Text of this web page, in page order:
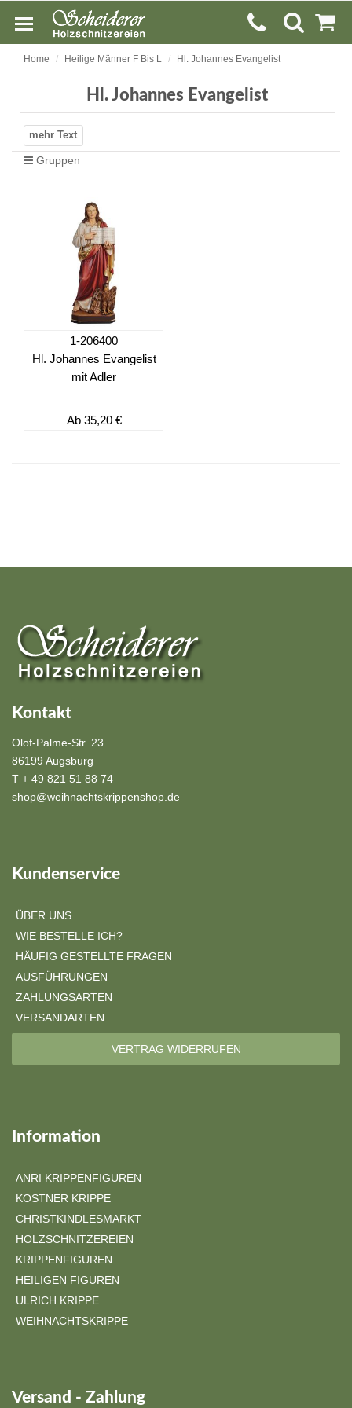
Home Heilige Männer F Bis L Hl. Johannes Evangelist
Hl. Johannes Evangelist
Gruppen
1-206400
Hl. Johannes Evangelist
mit Adler
Ab35,20 €
Kontakt
Olof-Palme-Str. 23
86199 Augsburg
T + 49 821 51 88 74
shop@weihnachtskrippenshop.de
Kundenservice
ÜBER UNS
WIE BESTELLE ICH?
HÄUFIG GESTELLTE FRAGEN
AUSFÜHRUNGEN
ZAHLUNGSARTEN
VERSANDARTEN
VERTRAG WIDERRUFEN
Information
ANRI KRIPPENFIGUREN
KOSTNER KRIPPE
CHRISTKINDLESMARKT
HOLZSCHNITZEREIEN
KRIPPENFIGUREN
HEILIGEN FIGUREN
ULRICH KRIPPE
WEIHNACHTSKRIPPE
Versand - Zahlung